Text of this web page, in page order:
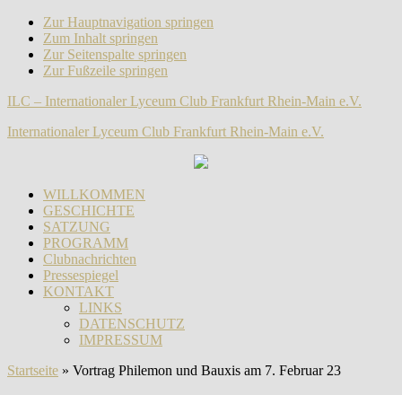
Zur Hauptnavigation springen
Zum Inhalt springen
Zur Seitenspalte springen
Zur Fußzeile springen
ILC – Internationaler Lyceum Club Frankfurt Rhein-Main e.V.
Internationaler Lyceum Club Frankfurt Rhein-Main e.V.
WILLKOMMEN
GESCHICHTE
SATZUNG
PROGRAMM
Clubnachrichten
Pressespiegel
KONTAKT
LINKS
DATENSCHUTZ
IMPRESSUM
Startseite » Vortrag Philemon und Bauxis am 7. Februar 23